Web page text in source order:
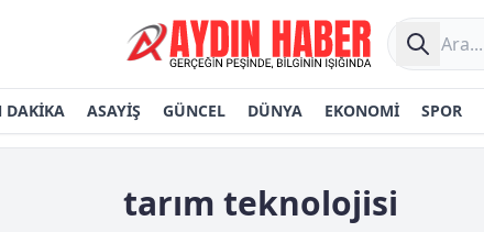
DAKİKA ASAYİŞ GÜNCEL DÜNYA EKONOMİ SPOR
tarım teknolojisi